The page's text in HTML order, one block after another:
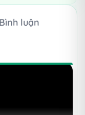
Bình luận